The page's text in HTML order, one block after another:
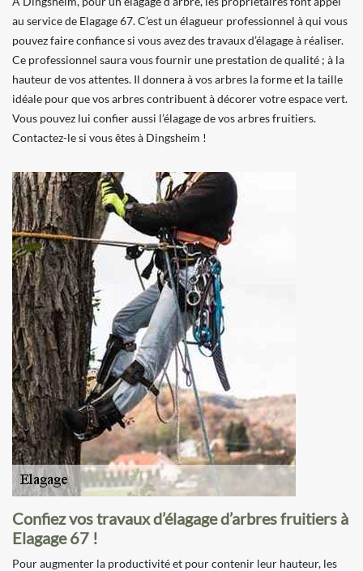
au service de Elagage 67. C’est un élagueur professionnel à qui vous
pouvez faire confiance si vous avez des travaux d’élagage à réaliser.
Ce professionnel saura vous fournir une prestation de qualité ; à la
hauteur de vos attentes. Il donnera à vos arbres la forme et la taille
idéale pour que vos arbres contribuent à décorer votre espace vert.
Vous pouvez lui confier aussi l’élagage de vos arbres fruitiers.
Contactez-le si vous êtes à Dingsheim !
Confiez vos travaux d’élagage d’arbres fruitiers à
Elagage 67 !
Pour augmenter la productivité et pour contenir leur hauteur, les